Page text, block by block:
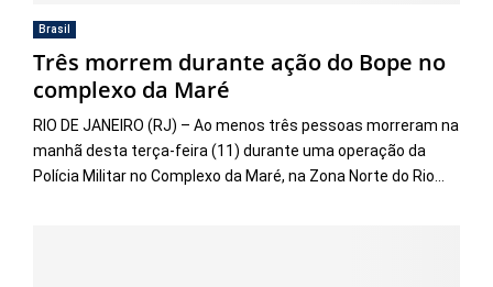
Brasil
Três morrem durante ação do Bope no
complexo da Maré
RIO DE JANEIRO (RJ) – Ao menos três pessoas morreram na
manhã desta terça-feira (11) durante uma operação da
Polícia Militar no Complexo da Maré, na Zona Norte do Rio...